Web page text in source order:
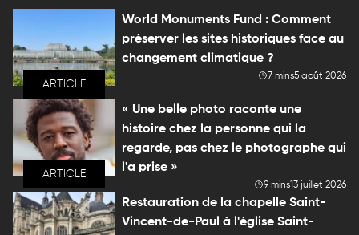
ARTICLE
World Monuments Fund : Comment
préserver les sites historiques face au
changement climatique ?
7 mins5 août 2026
ARTICLE
« Une belle photo raconte une
histoire chez la personne qui la
regarde, pas chez le photographe qui
l'a prise »
9 mins13 juillet 2026
Restauration de la chapelle Saint-
Vincent-de-Paul à l'église Saint-